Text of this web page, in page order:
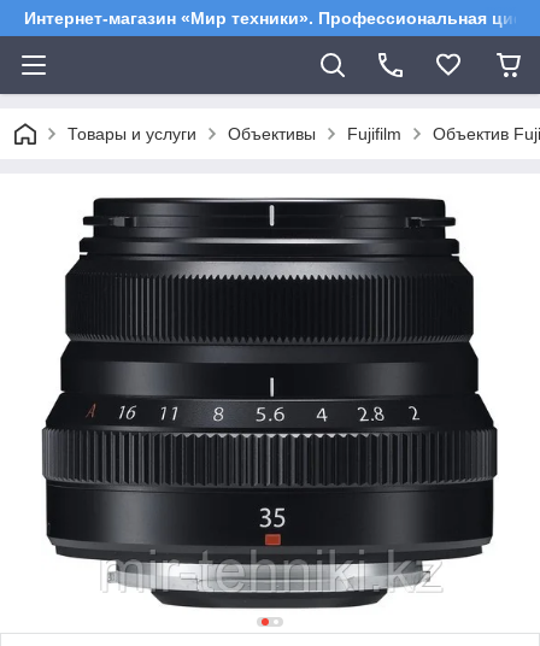
Интернет-магазин «Мир техники». Профессиональная
Товары и услуги Объективы Fujifilm Объектив